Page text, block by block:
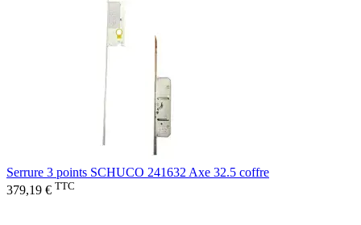
Serrure 3 points SCHUCO 241632 Axe 32.5 coffre
379,19 € TTC